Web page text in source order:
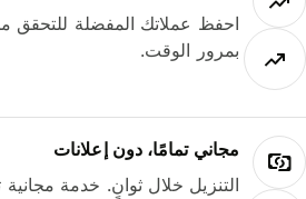
احفظ عملاتك المفضلة للتحقق
بمرور الوقت.
مجاني تمامًا، دون إعلانات
التنزيل خلال ثوانٍ. خدمة مجانية